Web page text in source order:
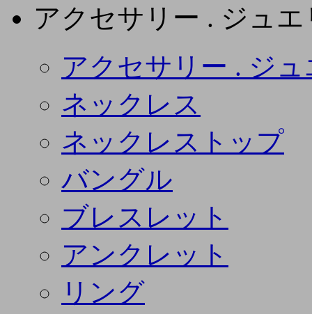
アクセサリー . ジュエ
アクセサリー . ジ
ネックレス
ネックレストップ
バングル
ブレスレット
アンクレット
リング